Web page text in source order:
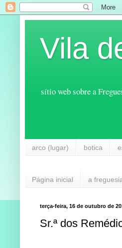
Vila
sítio web sobre a
arco (lugar) botica
Página inicial a
terça-feira, 16 de outubro de
Sr.ª dos